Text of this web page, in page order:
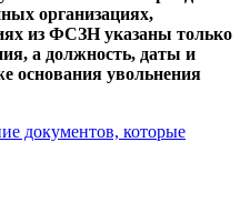
организациях,
из ФСЗН указаны только
а должность, даты и
основания увольнения
документов, которые